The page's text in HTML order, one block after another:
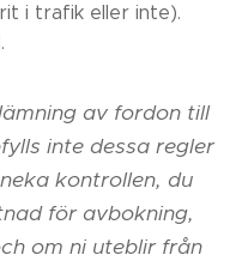
i trafik eller inte).
av fordon till
inte dessa regler
kontrollen, du
för avbokning,
om ni uteblir från